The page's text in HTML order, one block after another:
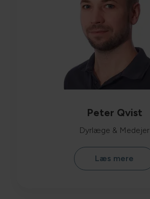
Peter Qvist
Dyrlæge & Medejer
Læs mere